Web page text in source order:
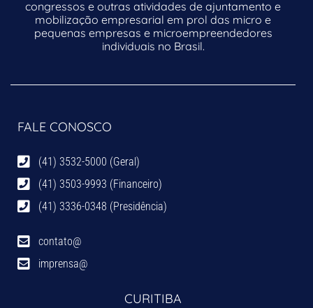
congressos e outras atividades de ajuntamento e
mobilização empresarial em prol das micro e
pequenas empresas e microempreendedores
individuais no Brasil.
FALE CONOSCO
(41) 3532-5000 (Geral)
(41) 3503-9993 (Financeiro)
(41) 3336-0348 (Presidência)
contato@
imprensa@
CURITIBA